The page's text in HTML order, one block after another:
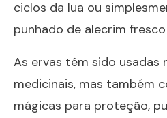
ciclos da lua ou
punhado de alecrim
As ervas têm sido usadas
medicinais, mas também
mágicas para proteção,